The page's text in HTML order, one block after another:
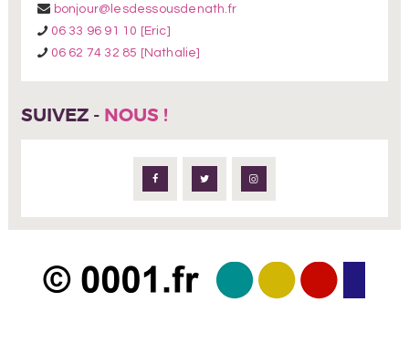
bonjour@lesdessousdenath.fr
06 33 96 91 10 [Eric]
06 62 74 32 85 [Nathalie]
SUIVEZ - NOUS !